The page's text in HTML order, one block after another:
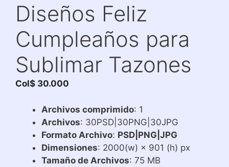
Diseños Feliz
Cumpleaños para
Sublimar Tazones
Col$ 30.000
Archivos comprimido: 1
Archivos: 30PSD|30PNG|30JPG
Formato Archivo: PSD|PNG|JPG
Dimensiones: 2000(w) × 901 (h) px
Tamaño de Archivos: 75 MB